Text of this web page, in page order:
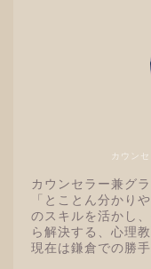
カウン
カウンセラー兼グ
「とことん分かり
のスキルを活かし
ら解決する、心理教
現在は鎌倉での勝